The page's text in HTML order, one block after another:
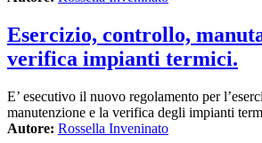
Esercizio, controllo,
verifica impianti termici.
E’ esecutivo il nuovo regolamento per
manutenzione e la verifica degli impianti
Autore: Rossella Inveninato